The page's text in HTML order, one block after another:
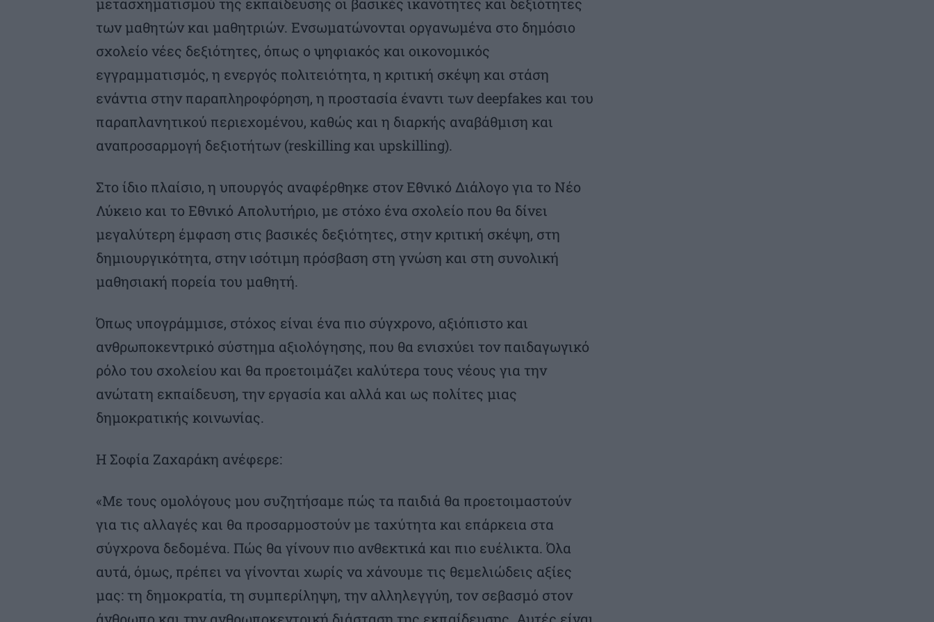
των μαθητών και μαθητριών. Ενσωματώνονται οργανωμένα στο δημόσιο
σχολείο νέες δεξιότητες, όπως ο ψηφιακός και οικονομικός
εγγραμματισμός, η ενεργός πολιτειότητα, η κριτική σκέψη και στάση
ενάντια στην παραπληροφόρηση, η προστασία έναντι των deepfakes και του
παραπλανητικού περιεχομένου, καθώς και η διαρκής αναβάθμιση και
αναπροσαρμογή δεξιοτήτων (reskilling και upskilling).
Στο ίδιο πλαίσιο, η υπουργός αναφέρθηκε στον Εθνικό Διάλογο για το Νέο
Λύκειο και το Εθνικό Απολυτήριο, με στόχο ένα σχολείο που θα δίνει
μεγαλύτερη έμφαση στις βασικές δεξιότητες, στην κριτική σκέψη, στη
δημιουργικότητα, στην ισότιμη πρόσβαση στη γνώση και στη συνολική
μαθησιακή πορεία του μαθητή.
Όπως υπογράμμισε, στόχος είναι ένα πιο σύγχρονο, αξιόπιστο και
ανθρωποκεντρικό σύστημα αξιολόγησης, που θα ενισχύει τον παιδαγωγικό
ρόλο του σχολείου και θα προετοιμάζει καλύτερα τους νέους για την
ανώτατη εκπαίδευση, την εργασία και αλλά και ως πολίτες μιας
δημοκρατικής κοινωνίας.
Η Σοφία Ζαχαράκη ανέφερε:
«Με τους ομολόγους μου συζητήσαμε πώς τα παιδιά θα προετοιμαστούν
για τις αλλαγές και θα προσαρμοστούν με ταχύτητα και επάρκεια στα
σύγχρονα δεδομένα. Πώς θα γίνουν πιο ανθεκτικά και πιο ευέλικτα. Όλα
αυτά, όμως, πρέπει να γίνονται χωρίς να χάνουμε τις θεμελιώδεις αξίες
μας: τη δημοκρατία, τη συμπερίληψη, την αλληλεγγύη, τον σεβασμό στον